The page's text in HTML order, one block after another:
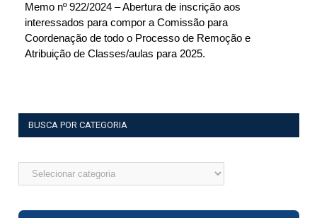
Memo nº 922/2024 – Abertura de inscrição aos
interessados para compor a Comissão para
Coordenação de todo o Processo de Remoção e
Atribuição de Classes/aulas para 2025.
BUSCA POR CATEGORIA
Busca